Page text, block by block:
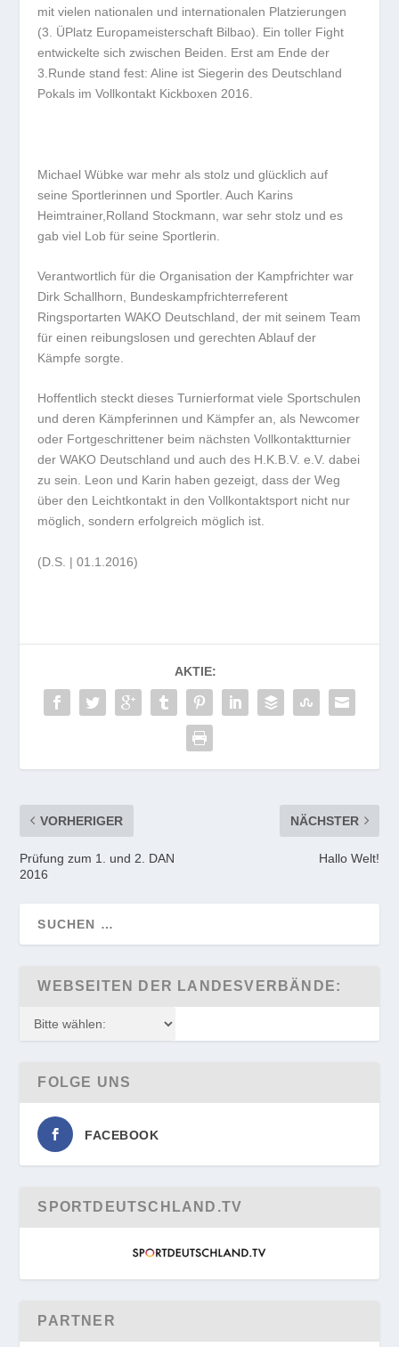
mit vielen nationalen und internationalen Platzierungen
(3. ÜPlatz Europameisterschaft Bilbao). Ein toller Fight
entwickelte sich zwischen Beiden. Erst am Ende der
3.Runde stand fest: Aline ist Siegerin des Deutschland
Pokals im Vollkontakt Kickboxen 2016.
Michael Wübke war mehr als stolz und glücklich auf
seine Sportlerinnen und Sportler. Auch Karins
Heimtrainer,Rolland Stockmann, war sehr stolz und es
gab viel Lob für seine Sportlerin.
Verantwortlich für die Organisation der Kampfrichter war
Dirk Schallhorn, Bundeskampfrichterreferent
Ringsportarten WAKO Deutschland, der mit seinem Team
für einen reibungslosen und gerechten Ablauf der
Kämpfe sorgte.
Hoffentlich steckt dieses Turnierformat viele Sportschulen
und deren Kämpferinnen und Kämpfer an, als Newcomer
oder Fortgeschrittener beim nächsten Vollkontaktturnier
der WAKO Deutschland und auch des H.K.B.V. e.V. dabei
zu sein. Leon und Karin haben gezeigt, dass der Weg
über den Leichtkontakt in den Vollkontaktsport nicht nur
möglich, sondern erfolgreich möglich ist.
(D.S. | 01.1.2016)
AKTIE:
VORHERIGER
Prüfung zum 1. und 2. DAN
2016
NÄCHSTER
Hallo Welt!
WEBSEITEN DER LANDESVERBÄNDE:
FOLGE UNS
FACEBOOK
SPORTDEUTSCHLAND.TV
PARTNER